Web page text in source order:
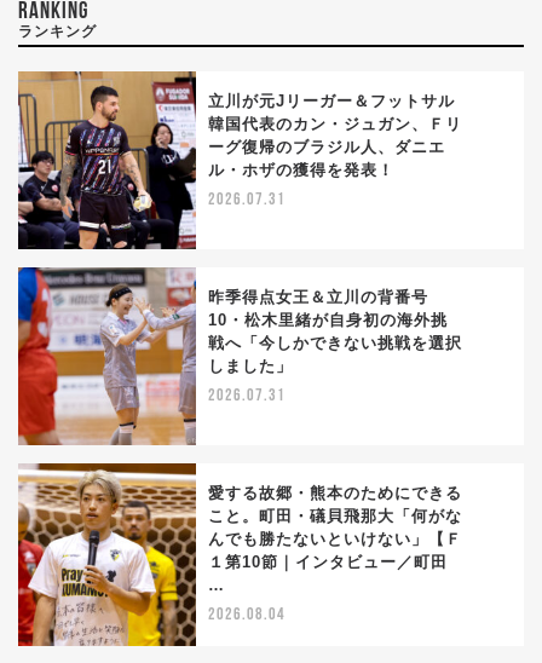
RANKING
ランキング
立川が元Jリーガー＆フットサル
韓国代表のカン・ジュガン、Ｆリ
ーグ復帰のブラジル人、ダニエ
ル・ホザの獲得を発表！
2026.07.31
昨季得点女王＆立川の背番号
10・松木里緒が自身初の海外挑
戦へ「今しかできない挑戦を選択
しました」
2026.07.31
愛する故郷・熊本のためにできる
こと。町田・礒貝飛那大「何がな
んでも勝たないといけない」【Ｆ
１第10節｜インタビュー／町田
…
2026.08.04